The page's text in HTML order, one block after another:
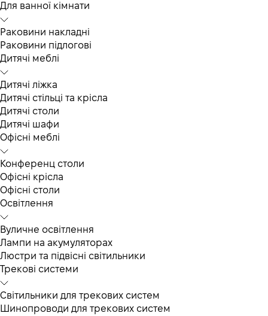
Для ванної кімнати
Раковини накладні
Раковини підлогові
Дитячі меблі
Дитячі ліжка
Дитячі стільці та крісла
Дитячі столи
Дитячі шафи
Офісні меблі
Конференц столи
Офісні крісла
Офісні столи
Освітлення
Вуличне освітлення
Лампи на акумуляторах
Люстри та підвісні світильники
Трекові системи
Світильники для трекових систем
Шинопроводи для трекових систем